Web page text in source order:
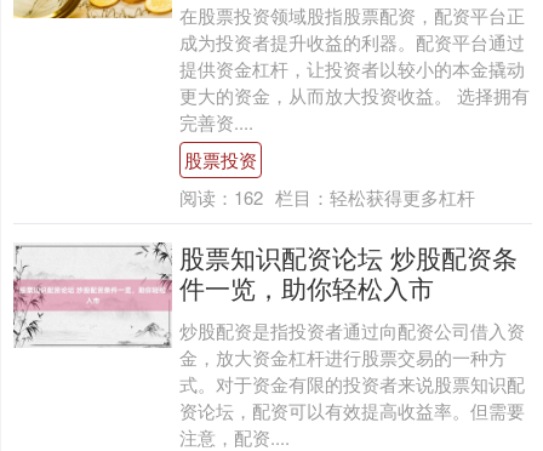
在股票投资领域股指股票配资，配资平台正
成为投资者提升收益的利器。配资平台通过
提供资金杠杆，让投资者以较小的本金撬动
更大的资金，从而放大投资收益。 选择拥有
完善资....
股票投资
阅读： 162 栏目： 轻松获得更多杠杆
股票知识配资论坛 炒股配资条
件一览，助你轻松入市
炒股配资是指投资者通过向配资公司借入资
金，放大资金杠杆进行股票交易的一种方
式。对于资金有限的投资者来说股票知识配
资论坛，配资可以有效提高收益率。但需要
注意，配资....